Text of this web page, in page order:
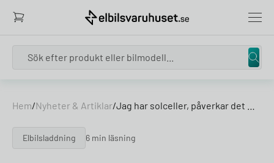
Hem/Nyheter & Artiklar/
Elbilsladdning 6 min läsning